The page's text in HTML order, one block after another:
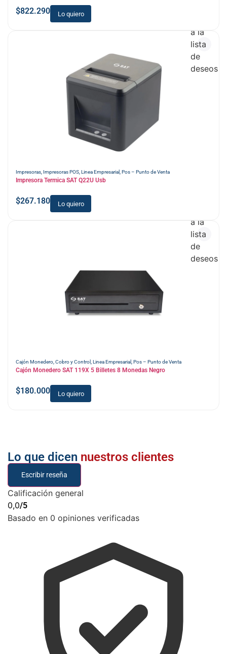
$822.290 Lo quiero
Impresoras,Impresoras POS,Linea Empresarial,Pos – Punto de Venta
Impresora Termica SAT Q22U Usb
$267.180 Lo quiero
a la
lista
de
deseos
Cajón Monedero,Cobro y Control,Linea Empresarial,Pos – Punto de Venta
Cajón Monedero SAT 119X 5 Billetes 8 Monedas Negro
$180.000 Lo quiero
a la
lista
de
deseos
Lo que dicen nuestros clientes
Escribir reseña
Calificación general
0,0/5
Basado en 0 opiniones verificadas